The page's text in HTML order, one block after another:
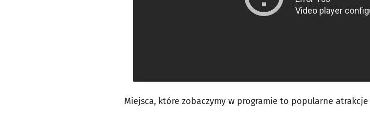
Miejsca, które zobaczymy w programie to popularne